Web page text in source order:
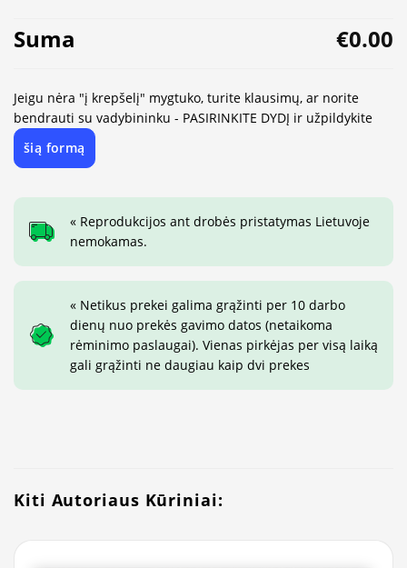
Suma €0.00
Jeigu nėra "į krepšelį" mygtuko, turite klausimų, ar norite
bendrauti su vadybininku - PASIRINKITE DYDĮ ir užpildykite
šią formą
« Reprodukcijos ant drobės pristatymas Lietuvoje
nemokamas.
« Netikus prekei galima grąžinti per 10 darbo
dienų nuo prekės gavimo datos (netaikoma
rėminimo paslaugai). Vienas pirkėjas per visą laiką
gali grąžinti ne daugiau kaip dvi prekes
Kiti Autoriaus Kūriniai: